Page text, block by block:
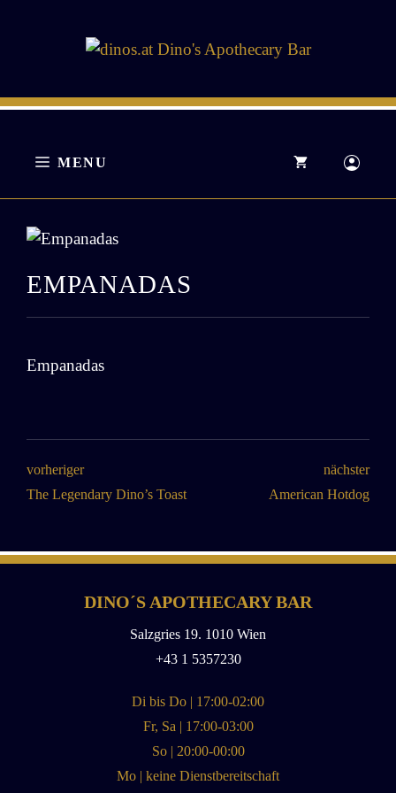
MENU
EMPANADAS
Empanadas
vorheriger
The Legendary Dino’s Toast
nächster
American Hotdog
DINO´S APOTHECARY BAR
Salzgries 19. 1010 Wien
+43 1 5357230
Di bis Do | 17:00-02:00
Fr, Sa | 17:00-03:00
So | 20:00-00:00
Mo | keine Dienstbereitschaft